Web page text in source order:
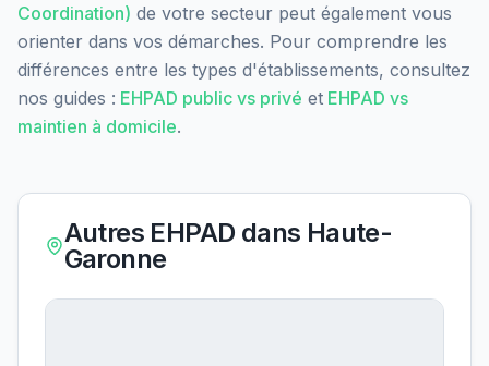
Coordination) de votre secteur peut également vous
orienter dans vos démarches. Pour comprendre les
différences entre les types d'établissements, consultez
nos guides : EHPAD public vs privé et EHPAD vs
maintien à domicile.
Autres EHPAD dans Haute-
Garonne